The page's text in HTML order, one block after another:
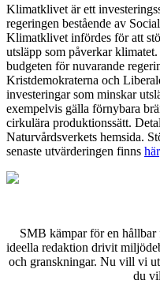
Klimatklivet är ett
regeringen bestående av
Klimatklivet infördes för att
utsläpp som påverkar
budgeten för nuvarande
Kristdemokraterna och
investeringar som minskar
exempelvis gälla förnybara
cirkulära produktionssätt.
Naturvårdsverkets hemsida.
senaste utvärderingen finns här
SMB kämpar för en hållbar
ideella redaktion drivit
och granskningar. Nu vill vi
du